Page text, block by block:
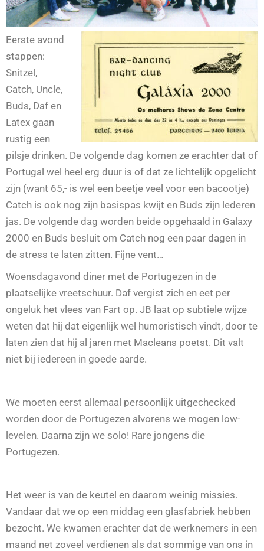
Eerste avond
stappen:
Snitzel,
Catch, Uncle,
Buds, Daf en
Latex gaan
rustig een
pilsje drinken. De volgende dag komen ze erachter dat of
Portugal wel heel erg duur is of dat ze lichtelijk opgelicht
zijn (want 65,- is wel een beetje veel voor een bacootje)
Catch is ook nog zijn basispas kwijt en Buds zijn lederen
jas. De volgende dag worden beide opgehaald in Galaxy
2000 en Buds besluit om Catch nog een paar dagen in
de stress te laten zitten. Fijne vent…
Woensdagavond diner met de Portugezen in de
plaatselijke vreetschuur. Daf vergist zich en eet per
ongeluk het vlees van Fart op. JB laat op subtiele wijze
weten dat hij dat eigenlijk wel humoristisch vindt, door te
laten zien dat hij al jaren met Macleans poetst. Dit valt
niet bij iedereen in goede aarde.
We moeten eerst allemaal persoonlijk uitgechecked
worden door de Portugezen alvorens we mogen low-
levelen. Daarna zijn we solo! Rare jongens die
Portugezen.
Het weer is van de keutel en daarom weinig missies.
Vandaar dat we op een middag een glasfabriek hebben
bezocht. We kwamen erachter dat de werknemers in een
maand net zoveel verdienen als dat sommige van ons in